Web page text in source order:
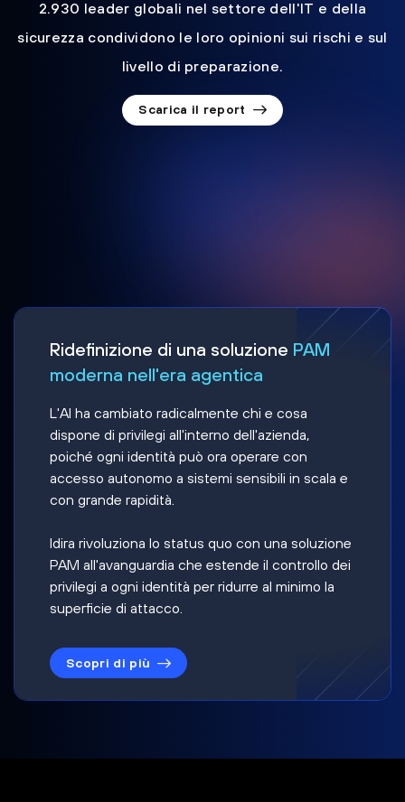
2.930 leader globali nel settore dell'IT e della
sicurezza condividono le loro opinioni sui rischi e sul
livello di preparazione.
Scarica il report
Ridefinizione di una soluzione PAM
moderna nell'era agentica
L'AI ha cambiato radicalmente chi e cosa
dispone di privilegi all'interno dell'azienda,
poiché ogni identità può ora operare con
accesso autonomo a sistemi sensibili in scala e
con grande rapidità.
Idira rivoluziona lo status quo con una soluzione
PAM all'avanguardia che estende il controllo dei
privilegi a ogni identità per ridurre al minimo la
superficie di attacco.
Scopri di più